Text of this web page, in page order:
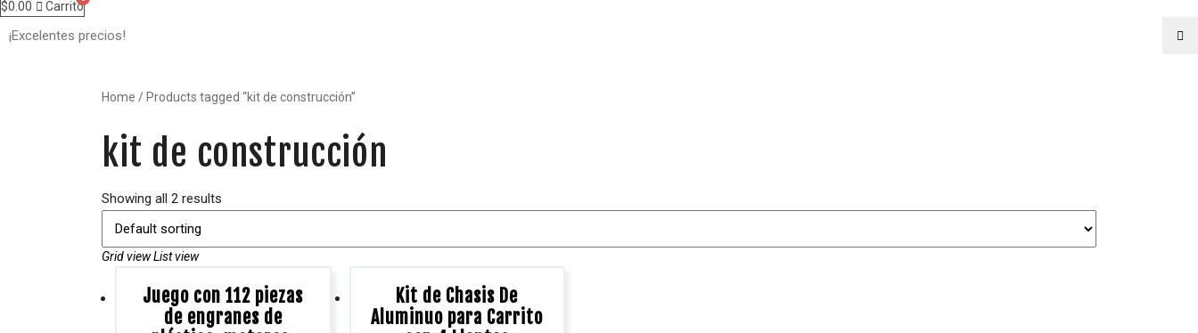
$0.00 Carrito
Home / Products tagged “kit de construcción”
kit de construcción
Showing all 2 results
Grid viewList view
Juego con 112 piezas
de engranes de
Kit de Chasis De
Aluminuo para Carrito